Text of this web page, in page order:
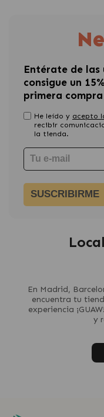
Entérate de las
consigue un
primera compra
He leído y acepto
recibir
la tienda.
SUSCRIBIRME
En Madrid,
encuentra tu
experiencia
y